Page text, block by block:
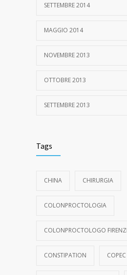
SETTEMBRE 2014
MAGGIO 2014
NOVEMBRE 2013
OTTOBRE 2013
SETTEMBRE 2013
Tags
CHINA CHIRURGIA
COLONPROCTOLOGIA
COLONPROCTOLOGO
CONSTIPATION COPEC